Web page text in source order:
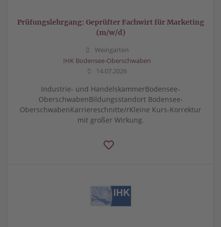
Prüfungslehrgang: Geprüfter Fachwirt für Marketing
(m/w/d)
Weingarten
IHK Bodensee-Oberschwaben
14.07.2026
Industrie- und HandelskammerBodensee-
OberschwabenBildungsstandort Bodensee-
OberschwabenKarriereschnitte/rKleine Kurs-Korrektur
mit großer Wirkung.